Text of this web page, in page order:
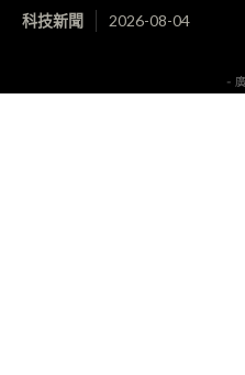
科技新聞 2026-08-04
-